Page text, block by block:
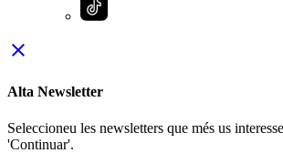
close
Alta Newsletter
Seleccioneu les newsletters que més us
'Continuar'.